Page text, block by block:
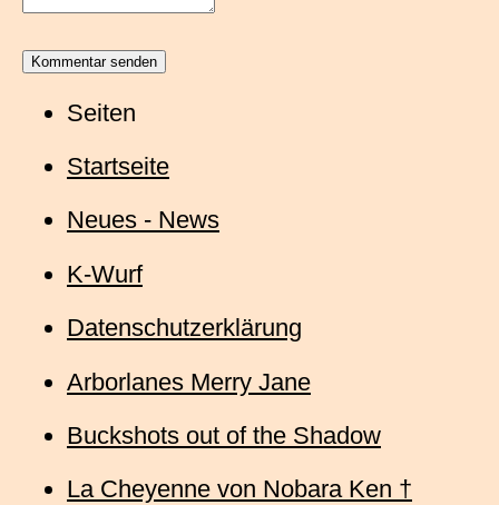
Seiten
Startseite
Neues - News
K-Wurf
Datenschutzerklärung
Arborlanes Merry Jane
Buckshots out of the Shadow
La Cheyenne von Nobara Ken †